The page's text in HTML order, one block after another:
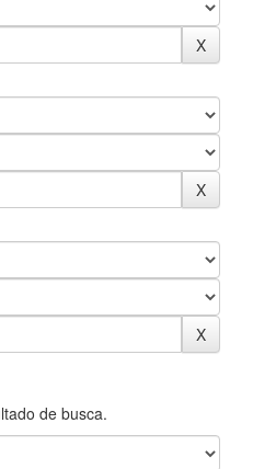
de busca.